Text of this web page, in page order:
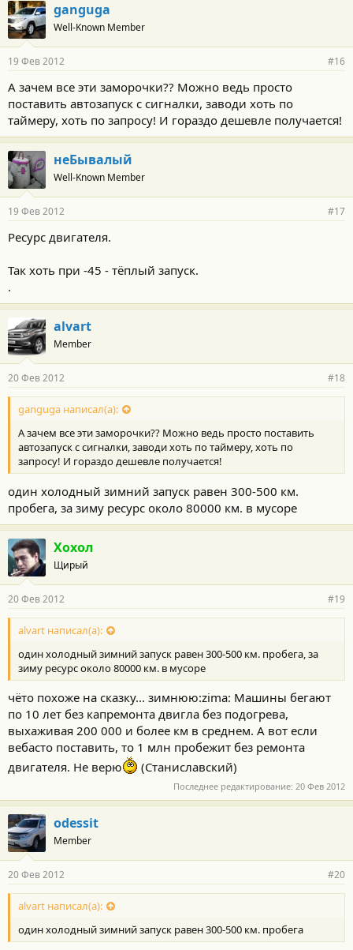
ganguga
Well-Known Member
19 Фев 2012 #16
А зачем все эти заморочки?? Можно ведь просто
поставить автозапуск с сигналки, заводи хоть по
таймеру, хоть по запросу! И гораздо дешевле получается!
неБывалый
Well-Known Member
19 Фев 2012 #17
Ресурс двигателя.
Так хоть при -45 - тёплый запуск.
.
alvart
Member
20 Фев 2012 #18
ganguga написал(а):
А зачем все эти заморочки?? Можно ведь просто поставить
автозапуск с сигналки, заводи хоть по таймеру, хоть по
запросу! И гораздо дешевле получается!
один холодный зимний запуск равен 300-500 км.
пробега, за зиму ресурс около 80000 км. в мусоре
Хохол
Щирый
20 Фев 2012 #19
alvart написал(а):
один холодный зимний запуск равен 300-500 км. пробега, за
зиму ресурс около 80000 км. в мусоре
чёто похоже на сказку... зимнюю:zima: Машины бегают
по 10 лет без капремонта двигла без подогрева,
выхаживая 200 000 и более км в среднем. А вот если
вебасто поставить, то 1 млн пробежит без ремонта
двигателя. Не верю
(Станиславский)
Последнее редактирование: 20 Фев 2012
odessit
Member
20 Фев 2012 #20
alvart написал(а):
один холодный зимний запуск равен 300-500 км. пробега